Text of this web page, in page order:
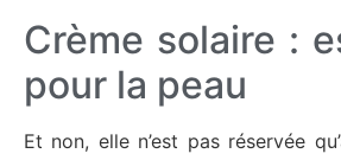
Crème solaire :
pour la peau
Et non, elle n’est pas réservée